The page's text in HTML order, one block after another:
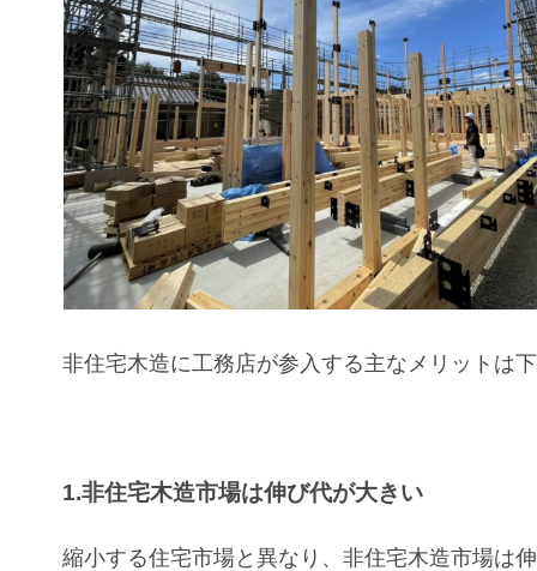
非住宅木造に工務店が参入する主なメリットは
1.非住宅木造市場は伸び代が大きい
縮小する住宅市場と異なり、非住宅木造市場は